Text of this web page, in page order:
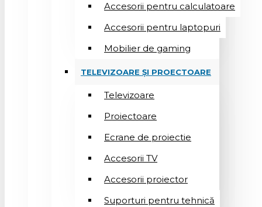
Accesorii pentru calculatoare
Accesorii pentru laptopuri
Mobilier de gaming
TELEVIZOARE ȘI PROECTOARE
Televizoare
Proiectoare
Ecrane de proiectie
Accesorii TV
Accesorii proiector
Suporturi pentru tehnică